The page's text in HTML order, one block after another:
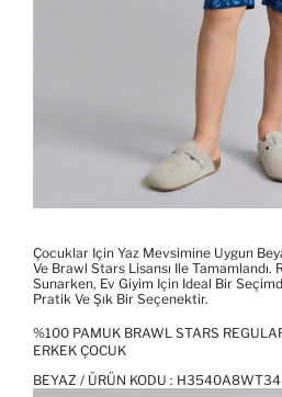
Çocuklar Için Yaz Mevsimine Uygun
Ve Brawl Stars Lisansı Ile Tamamlandı.
Sunarken, Ev Giyim Için Ideal Bir
Pratik Ve Şık Bir Seçenektir.
%100 PAMUK BRAWL STARS
ERKEK ÇOCUK
BEYAZ / ÜRÜN KODU : H3540A8WT34